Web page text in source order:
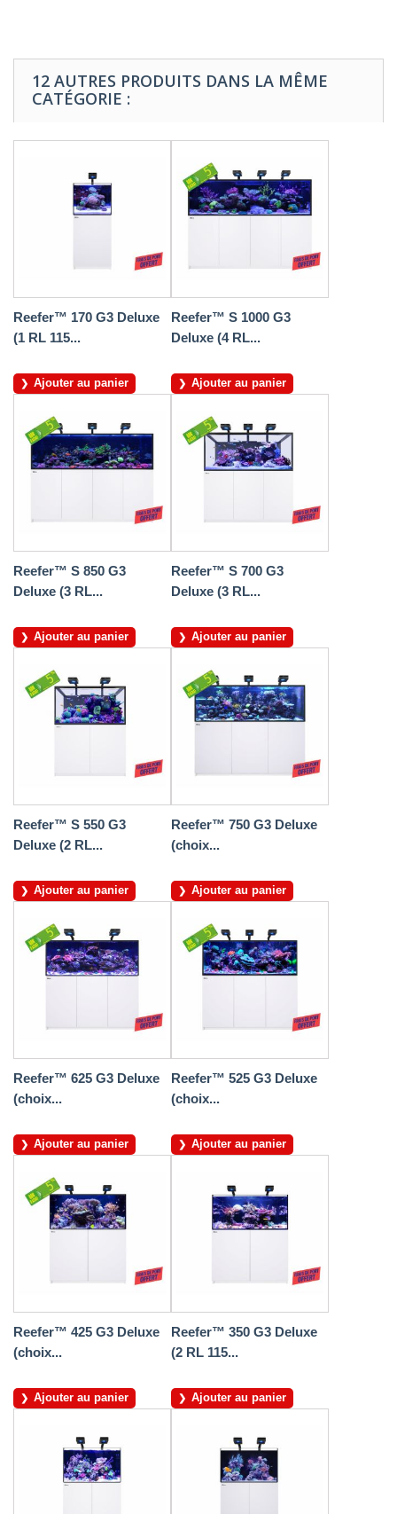
12 AUTRES PRODUITS DANS LA MÊME
CATÉGORIE :
Reefer™ 170 G3 Deluxe
(1 RL 115...
Ajouter au panier
Reefer™ S 1000 G3
Deluxe (4 RL...
Ajouter au panier
Reefer™ S 850 G3
Deluxe (3 RL...
Ajouter au panier
Reefer™ S 700 G3
Deluxe (3 RL...
Ajouter au panier
Reefer™ S 550 G3
Deluxe (2 RL...
Ajouter au panier
Reefer™ 750 G3 Deluxe
(choix...
Ajouter au panier
Reefer™ 625 G3 Deluxe
(choix...
Ajouter au panier
Reefer™ 525 G3 Deluxe
(choix...
Ajouter au panier
Reefer™ 425 G3 Deluxe
(choix...
Ajouter au panier
Reefer™ 350 G3 Deluxe
(2 RL 115...
Ajouter au panier